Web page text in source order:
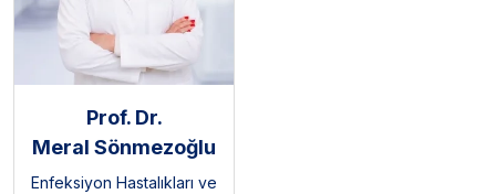
Prof. Dr.
Meral Sönmezoğlu
Enfeksiyon Hastalıkları ve